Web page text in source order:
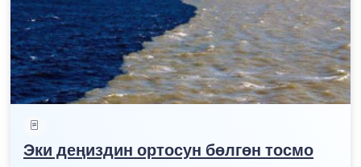
Эки деңиздин ортосун бөлгөн тосмо